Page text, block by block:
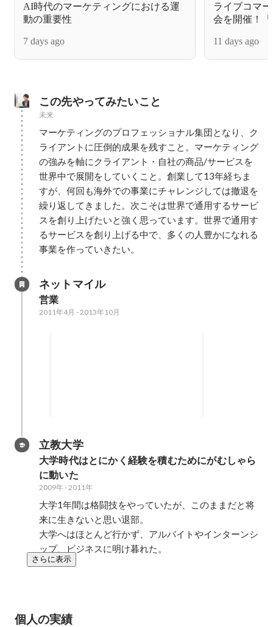
AI時代のマーケティングにおける運
動の重要性
7 days ago
ライブコマ
会を開催！
11 days ago
この先やってみたいこと
未来
マーケティングのプロフェッショナル集団となり、ク
ライアントに圧倒的成果を残すこと。マーケティング
の強みを軸にクライアント・自社の商品/サービスを
世界中で展開をしていくこと。創業して13年経ちま
すが、何回も海外での事業にチャレンジしては撤退を
繰り返してきました。次こそは世界で通用するサービ
スを創り上げたいと強く思っています。世界で通用す
るサービスを創り上げる中で、多くの人豊かになれる
事業を作っていきたい。
ネットマイル
営業
2011年4月 - 2013年10月
いうことを痛感する。とにかく成
果を出したいと思い、会社に泊ま
り込み仕事をする毎日。クライア
ントと向き合い共に成果を上げて
いく楽しさを知った。渋谷の激安
アパートに住み家には寝るためだ
けに帰る毎日。家に洗濯機、炊飯
器も家具いっさいなかった。広告
代理店事業部の立ち上げに関わ
り、SEO、ディスプレイ、リステ
立教大学
大学時代はとにかく経験を積むためにがむしゃら
に動いた
2009年- 2011年
大学1年間は格闘技をやっていたが、このままだと将
来に生きないと思い退部。
大学へはほとんど行かず、アルバイトやインターンシ
ップ、ビジネスに明け暮れた。
さらに表示
個人の実績